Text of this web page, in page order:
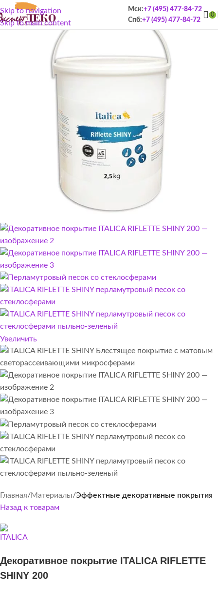
Skip to navigation
Skip to main content
Мск:+7 (495) 477-84-72
Спб:+7 (495) 477-84-72
0
Увеличить
Главная Материалы Эффектные декоративные покрытия
Назад к товарам
Декоративное покрытие ITALICA RIFLETTE
SHINY 200